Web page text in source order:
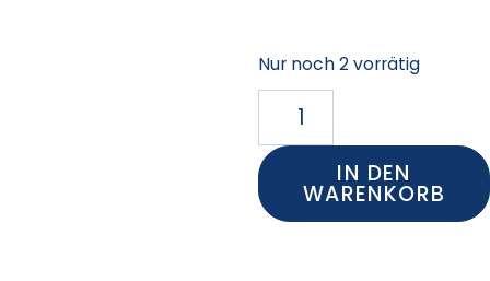
Nur noch 2 vorrätig
IN DEN
WARENKORB